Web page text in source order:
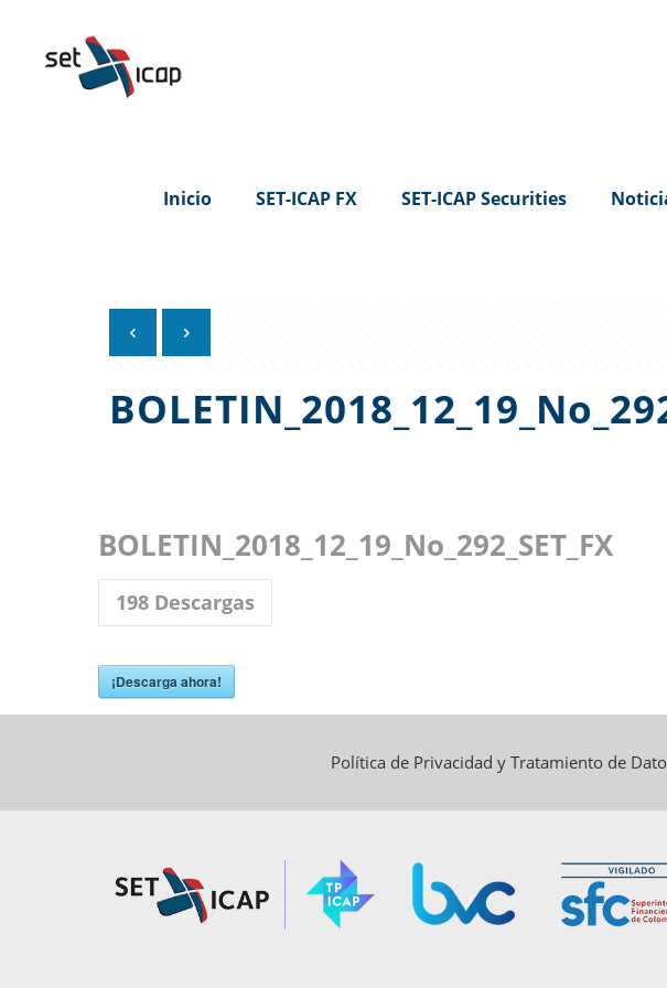
Inicio SET-ICAP FX SET-ICAP Securities
BOLETIN_2018_12_19_No_292_SET_FX
198Descargas
¡Descarga ahora!
Política de Privacidad y Tratamiento de